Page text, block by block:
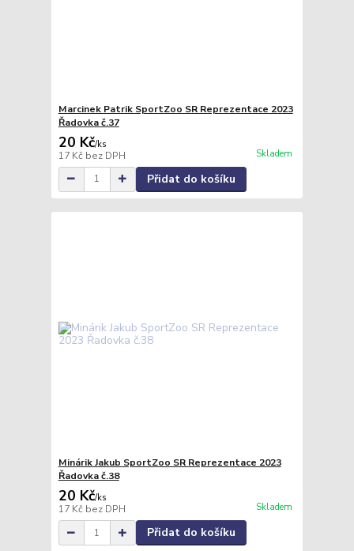
Marcinek Patrik SportZoo SR Reprezentace 2023
Řadovka č.37
20 Kč/ks
17 Kč bez DPH Skladem
Přidat do košíku
Minárik Jakub SportZoo SR Reprezentace 2023
Řadovka č.38
20 Kč/ks
17 Kč bez DPH Skladem
Přidat do košíku